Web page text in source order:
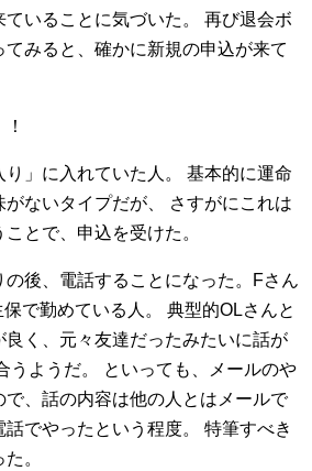
いることに気づいた。
再び退会ボ
てみると、確かに新規の申込が来て
」に入れていた人。
基本的に運命
ないタイプだが、
さすがにこれは
とで、申込を受けた。
後、電話することになった。Fさん
で勤めている人。
典型的OLさんと
良く、元々友達だったみたいに話が
うようだ。
といっても、メールのや
で、話の内容は他の人とはメールで
でやったという程度。
特筆すべき
。